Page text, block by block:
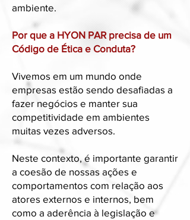
ambiente.
Por que a HYON PAR precisa de um
Código de Ética e Conduta?
Vivemos em um mundo onde
empresas estão sendo desafiadas a
fazer negócios e manter sua
competitividade em ambientes
muitas vezes adversos.
Neste contexto, é importante garantir
a coesão de nossas ações e
comportamentos com relação aos
atores externos e internos, bem
como a aderência à legislação e